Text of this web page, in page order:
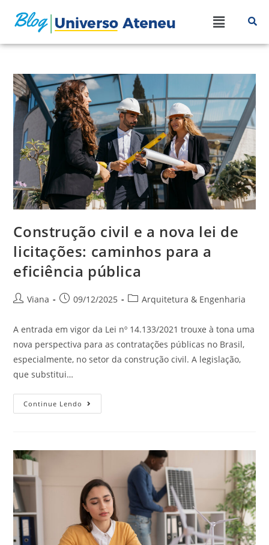
Construção civil e a nova lei de
licitações: caminhos para a
eficiência pública
Viana 09/12/2025 Arquitetura & Engenharia
A entrada em vigor da Lei nº 14.133/2021 trouxe à tona uma
nova perspectiva para as contratações públicas no Brasil,
especialmente, no setor da construção civil. A legislação,
que substitui…
Continue Lendo